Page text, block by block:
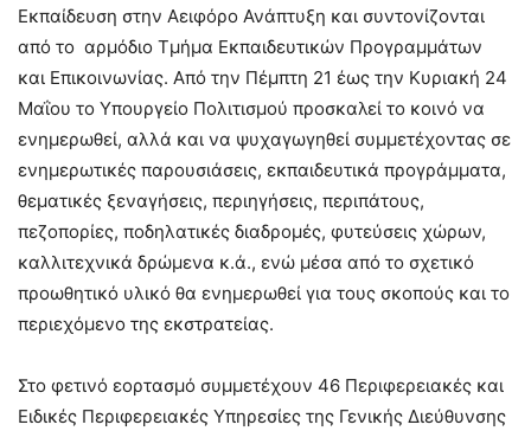
Εκπαίδευση στην Αειφόρο Ανάπτυξη και συντονίζονται
από το αρμόδιο Τμήμα Εκπαιδευτικών Προγραμμάτων
και Επικοινωνίας. Από την Πέμπτη 21 έως την Κυριακή 24
Μαΐου το Υπουργείο Πολιτισμού προσκαλεί το κοινό να
ενημερωθεί, αλλά και να ψυχαγωγηθεί συμμετέχοντας σε
ενημερωτικές παρουσιάσεις, εκπαιδευτικά προγράμματα,
θεματικές ξεναγήσεις, περιηγήσεις, περιπάτους,
πεζοπορίες, ποδηλατικές διαδρομές, φυτεύσεις χώρων,
καλλιτεχνικά δρώμενα κ.ά., ενώ μέσα από το σχετικό
προωθητικό υλικό θα ενημερωθεί για τους σκοπούς και το
περιεχόμενο της εκστρατείας.
Στο φετινό εορτασμό συμμετέχουν 46 Περιφερειακές και
Ειδικές Περιφερειακές Υπηρεσίες της Γενικής Διεύθυνσης